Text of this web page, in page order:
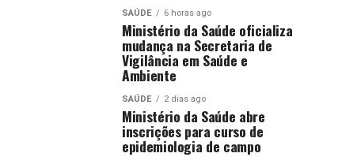
SAÚDE 6 horas ago
Ministério da Saúde oficializa
mudança na Secretaria de
Vigilância em Saúde e
Ambiente
SAÚDE 2 dias ago
Ministério da Saúde abre
inscrições para curso de
epidemiologia de campo